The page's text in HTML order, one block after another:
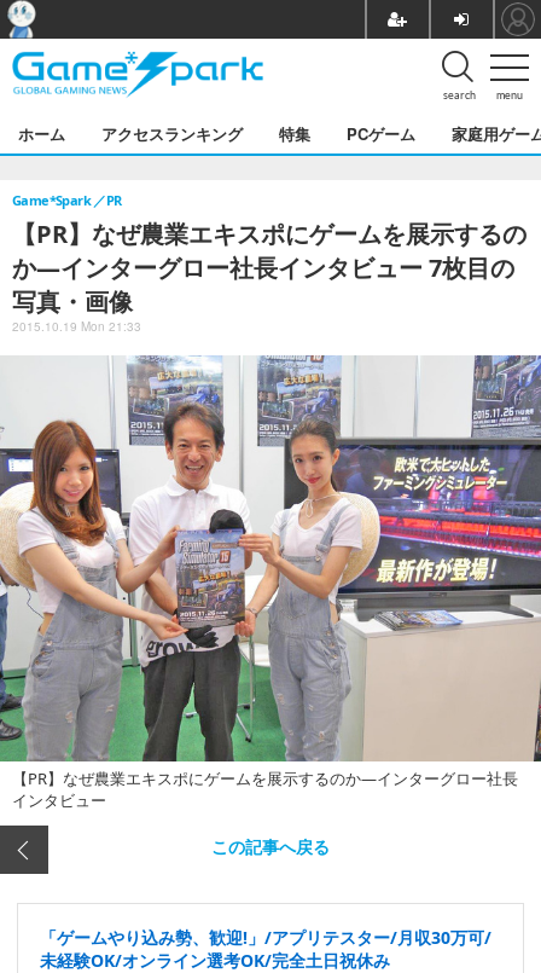
menu
search
ホーム アクセスランキング 特集 PCゲーム 家庭用ゲー
【PR】なぜ農業エキスポにゲームを展示するの
か―インターグロー社長インタビュー 7枚目の
写真・画像
Game*Spark PR
2015.10.19 Mon 21:33
【PR】なぜ農業エキスポにゲームを展示するのか―インターグロー社長
インタビュー
この記事へ戻る
「ゲームやり込み勢、歓迎!」/アプリテスター/月収30万可/
未経験OK/オンライン選考OK/完全土日祝休み